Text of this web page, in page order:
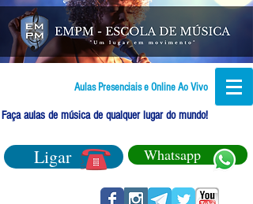
Aulas Presenciais e Online Ao Vivo
Faça aulas de música de qualquer lugar do mundo!
Ligar Whatsapp